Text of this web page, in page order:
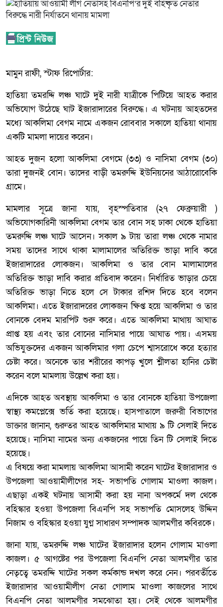
মামুন রাফী, স্টাফ রিপোর্টার:
হাতিয়া তমরদ্দি লঞ্চ ঘাটে দুই নারী যাত্রীকে পিটিয়ে আহত করার
অভিযোগ উঠেছে ঘাট ইজারাদারের বিরুদ্ধে। এ ঘটনায় আহতদের
মধ্যে আকলিমা বেগম নামে একজন রোববার সকালে হাতিয়া থানায়
একটি মামলা দায়ের করেন।
আহত দুজন হলো আকলিমা বেগমে (৩৩) ও নাসিমা বেগম (৩০)
তারা দুজনই বোন। তাদের বাড়ী তমরুদ্দি ইউনিয়নের আঠারোবেকি
গ্রামে।
মামলার সূত্রে জানা যায়, বৃহস্পতিবার (২৭ ফেব্রুয়ারী )
অভিযোগকারিনী আকলিমা বেগম তার বোন সহ ঢাকা থেকে হাতিয়া
তমরুদ্দি লঞ্চ ঘাটে আসেন। সকাল ৯ টায় তারা লঞ্চ থেকে নামার
সময় তাদের সাথে থাকা মালামালের অতিরিক্ত ভাড়া দাবি করে
ইজারাদারের লোকজন। আকলিমা ও তার বোন মালামালের
অতিরিক্ত ভাড়া দাবি করার প্রতিবাদ করেন। নির্ধারিত ভাড়ার চেয়ে
অতিরিক্ত ভাড়া নিতে হলে সে টাকার রশিদ দিতে হবে বলেন
আকলিমা। এতে ইজারাদরের লোকজন ক্ষিপ্ত হয়ে আকলিমা ও তার
বোনকে বেদম মারপিট শুরু করে। এতে আকলিমা মাথায় আঘাত
প্রাপ্ত হয় এবং তার বোনের নাসিমার পায়ে আঘাত পায়। এসময়
অভিযুক্তদের একজন আকলিমার গলা চেপে শ্বাসরোধে করে হত্যার
চেষ্টা করে। অনেকে তার শরীরের কাপড় খুলে শ্লীলতা হানির চেষ্টা
করেন বলে মামলায় উল্লেখ করা হয়।
এদিকে আহত অবস্থায় আকলিমা ও তার বোনকে হাতিয়া উপজেলা
স্বাস্থ্য কমপ্লেক্সে ভর্তি করা হয়েছে। হাসপাতালে জরুরী বিভাগের
ডাক্তার জানান, গুরুতর আহত আকলিমার মাথায় ৯ টি সেলাই দিতে
হয়েছে। নাসিমা নামের অন্য একজনের পায়ে তিন টি সেলাই দিতে
হয়েছে।
এ বিষয়ে করা মামলায় আকলিমা আসামী করেন ঘাটের ইজারাদার ও
উপজেলা আওয়ামীলীগের সহ- সভাপতি গোলাম মাওলা কাজল।
এছাড়া একই ঘটনায় আসামী করা হয় নানা অপকর্মে দল থেকে
বহিস্কার হওয়া উপজেলা বিএনপি সহ সভাপতি মোসলেহ উদ্দিন
নিজাম ও বহিস্কার হওয়া যুগ্ন সাধারণ সম্পাদক আলমগীর কবিরকে।
জানা যায়, তমরুদ্দি লঞ্চ ঘাটের ইজারাদার হলেন গোলাম মাওলা
কাজল। ৫ আগষ্টের পর উপজেলা বিএনপি নেতা আলমগীর তার
নেতৃত্বে তমরদ্দি ঘাটের সকল কর্মকান্ড দখল করে নেন। পরবর্তীতে
ইজারাদার আওয়ামীলীগ নেতা গোলাম মাওলা কাজলের সাথে
বিএনপি নেতা আলমগীর সমঝোতা হয়। সেই থেকে আলমগীর